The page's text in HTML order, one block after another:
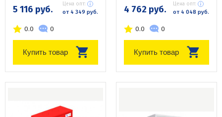
5 116 руб. Цена опт:
от 4 349 руб.
0.0 0
Купить товар
4 762 руб. Цена опт:
от 4 048 руб.
0.0 0
Купить товар